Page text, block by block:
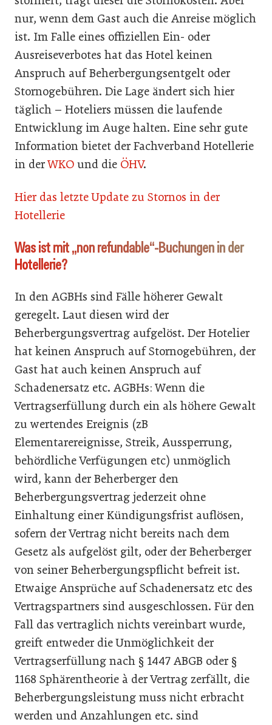
nur, wenn dem Gast auch die Anreise möglich
ist. Im Falle eines offiziellen Ein- oder
Ausreiseverbotes hat das Hotel keinen
Anspruch auf Beherbergungsentgelt oder
Stornogebühren. Die Lage ändert sich hier
täglich – Hoteliers müssen die laufende
Entwicklung im Auge halten. Eine sehr gute
Information bietet der Fachverband Hotellerie
in derWKO und die ÖHV.
Hier das letzte Update zu Stornos in der
Hotellerie
Was ist mit „non refundable“-Buchungen in der
Hotellerie?
In den AGBHs sind Fälle höherer Gewalt
geregelt. Laut diesen wird der
Beherbergungsvertrag aufgelöst. Der Hotelier
hat keinen Anspruch auf Stornogebühren, der
Gast hat auch keinen Anspruch auf
Schadenersatz etc. AGBHs: Wenn die
Vertragserfüllung durch ein als höhere Gewalt
zu wertendes Ereignis (zB
Elementarereignisse, Streik, Aussperrung,
behördliche Verfügungen etc) unmöglich
wird, kann der Beherberger den
Beherbergungsvertrag jederzeit ohne
Einhaltung einer Kündigungsfrist auflösen,
sofern der Vertrag nicht bereits nach dem
Gesetz als aufgelöst gilt, oder der Beherberger
von seiner Beherbergungspflicht befreit ist.
Etwaige Ansprüche auf Schadenersatz etc des
Vertragspartners sind ausgeschlossen. Für den
Fall das vertraglich nichts vereinbart wurde,
greift entweder die Unmöglichkeit der
Vertragserfüllung nach § 1447 ABGB oder §
1168 Sphärentheorie à der Vertrag zerfällt, die
Beherbergungsleistung muss nicht erbracht
werden und Anzahlungen etc. sind